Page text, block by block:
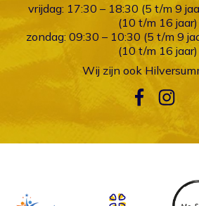
vrijdag: 17:30 – 18:30 (5 t/m 9
(10 t/m 16 jaar)
zondag: 09:30 – 10:30 (5 t/m 9
(10 t/m 16 jaar)
Wij zijn ook